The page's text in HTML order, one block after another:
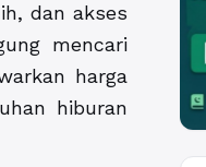
dan akses
mencari
harga
hiburan